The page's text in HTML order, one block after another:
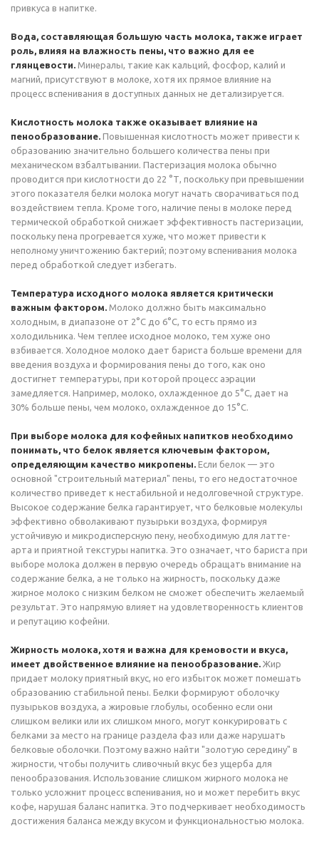
привкуса в напитке.
Вода, составляющая большую часть молока, также играет
роль, влияя на влажность пены, что важно для ее
глянцевости. Минералы, такие как кальций, фосфор, калий и
магний, присутствуют в молоке, хотя их прямое влияние на
процесс вспенивания в доступных данных не детализируется.
Кислотность молока также оказывает влияние на
пенообразование. Повышенная кислотность может привести к
образованию значительно большего количества пены при
механическом взбалтывании. Пастеризация молока обычно
проводится при кислотности до 22 °Т, поскольку при превышении
этого показателя белки молока могут начать сворачиваться под
воздействием тепла. Кроме того, наличие пены в молоке перед
термической обработкой снижает эффективность пастеризации,
поскольку пена прогревается хуже, что может привести к
неполному уничтожению бактерий; поэтому вспенивания молока
перед обработкой следует избегать.
Температура исходного молока является критически
важным фактором. Молоко должно быть максимально
холодным, в диапазоне от 2°C до 6°C, то есть прямо из
холодильника. Чем теплее исходное молоко, тем хуже оно
взбивается. Холодное молоко дает бариста больше времени для
введения воздуха и формирования пены до того, как оно
достигнет температуры, при которой процесс аэрации
замедляется. Например, молоко, охлажденное до 5°C, дает на
30% больше пены, чем молоко, охлажденное до 15°C.
При выборе молока для кофейных напитков необходимо
понимать, что белок является ключевым фактором,
определяющим качество микропены. Если белок — это
основной "строительный материал" пены, то его недостаточное
количество приведет к нестабильной и недолговечной структуре.
Высокое содержание белка гарантирует, что белковые молекулы
эффективно обволакивают пузырьки воздуха, формируя
устойчивую и микродисперсную пену, необходимую для латте-
арта и приятной текстуры напитка. Это означает, что бариста при
выборе молока должен в первую очередь обращать внимание на
содержание белка, а не только на жирность, поскольку даже
жирное молоко с низким белком не сможет обеспечить желаемый
результат. Это напрямую влияет на удовлетворенность клиентов
и репутацию кофейни.
Жирность молока, хотя и важна для кремовости и вкуса,
имеет двойственное влияние на пенообразование. Жир
придает молоку приятный вкус, но его избыток может помешать
образованию стабильной пены. Белки формируют оболочку
пузырьков воздуха, а жировые глобулы, особенно если они
слишком велики или их слишком много, могут конкурировать с
белками за место на границе раздела фаз или даже нарушать
белковые оболочки. Поэтому важно найти "золотую середину" в
жирности, чтобы получить сливочный вкус без ущерба для
пенообразования. Использование слишком жирного молока не
только усложнит процесс вспенивания, но и может перебить вкус
кофе, нарушая баланс напитка. Это подчеркивает необходимость
достижения баланса между вкусом и функциональностью молока.